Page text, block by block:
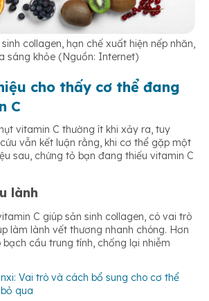
collagen, hạn chế xuất hiện nếp nhăn,
sáng khỏe (Nguồn: Internet)
cho thấy cơ thể đang
C
vitamin C thường ít khi xảy ra, tuy
vẫn kết luận rằng, khi cơ thể gặp một
sau, chứng tỏ bạn đang thiếu vitamin C
lành
C giúp sản sinh collagen, có vai trò
làm lành vết thương nhanh chóng. Hơn
bạch cầu trung tính, chống lại nhiễm
Vai trò và cách bổ sung cho cơ thể
qua